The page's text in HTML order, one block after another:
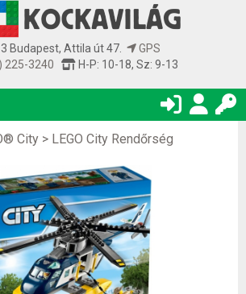
Budapest, Attila út 47.
GPS
225-3240
H-P: 10-18, Sz: 9-13
City > LEGO City Rendőrség